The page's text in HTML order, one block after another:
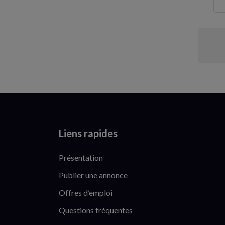
Liens rapides
Présentation
Publier une annonce
Offres d’emploi
Questions fréquentes